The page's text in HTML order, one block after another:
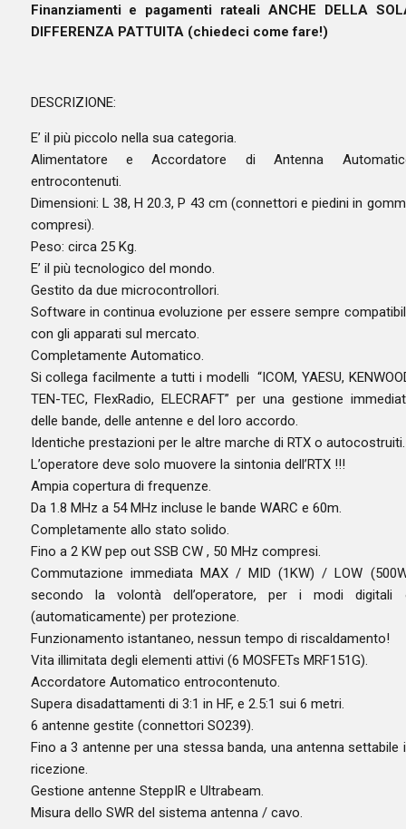
Finanziamenti e pagamenti rateali ANCHE DELLA
DIFFERENZA PATTUITA (chiedeci come fare!)
DESCRIZIONE:
E’ il più piccolo nella sua categoria.
Alimentatore e Accordatore di Antenna
entrocontenuti.
Dimensioni: L 38, H 20.3, P 43 cm (connettori e piedini in
compresi).
Peso: circa 25 Kg.
E’ il più tecnologico del mondo.
Gestito da due microcontrollori.
Software in continua evoluzione per essere sempre
con gli apparati sul mercato.
Completamente Automatico.
Si collega facilmente a tutti i modelli “ICOM, YAESU,
TEN-TEC, FlexRadio, ELECRAFT” per una gestione
delle bande, delle antenne e del loro accordo.
Identiche prestazioni per le altre marche di RTX o autocostruiti.
L’operatore deve solo muovere la sintonia dell’RTX !!!
Ampia copertura di frequenze.
Da 1.8 MHz a 54 MHz incluse le bande WARC e 60m.
Completamente allo stato solido.
Fino a 2 KW pep out SSB CW , 50 MHz compresi.
Commutazione immediata MAX / MID (1KW) / LOW
secondo la volontà dell’operatore, per i modi digitali
(automaticamente) per protezione.
Funzionamento istantaneo, nessun tempo di riscaldamento!
Vita illimitata degli elementi attivi (6 MOSFETs MRF151G).
Accordatore Automatico entrocontenuto.
Supera disadattamenti di 3:1 in HF, e 2.5:1 sui 6 metri.
6 antenne gestite (connettori SO239).
Fino a 3 antenne per una stessa banda, una antenna settabile
ricezione.
Gestione antenne SteppIR e Ultrabeam.
Misura dello SWR del sistema antenna / cavo.